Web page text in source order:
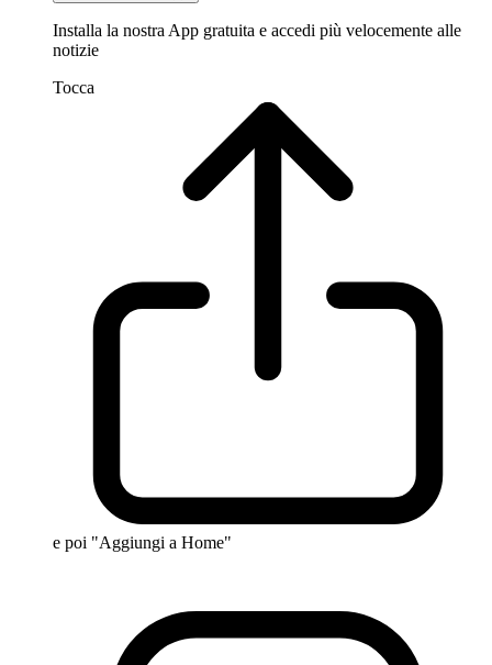
Installa la nostra App gratuita e accedi più velocemente alle
notizie
Tocca
e poi "Aggiungi a Home"